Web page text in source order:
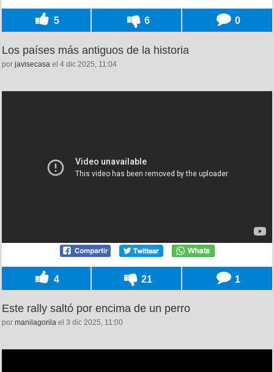
5 6 0
Los países más antiguos de la historia
por javisecasa el 4 dic 2025, 11:04
4 21 1
Este rally saltó por encima de un perro
por manilagorila el 3 dic 2025, 11:00